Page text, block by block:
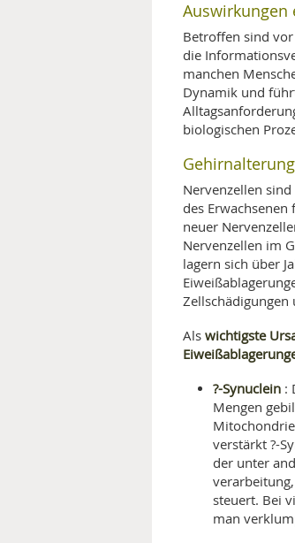
MUND
Auswirkungen
Betroffen sind
die
manchen
Dynamik und
biologischen
Nervenzellen
des
neuer
Nervenzellen im
lagern sich über
Zellschädigungen
Als wichtigste
?-Synuclein:
Mengen
verstärkt ?-
der unter
steuert. Bei
man